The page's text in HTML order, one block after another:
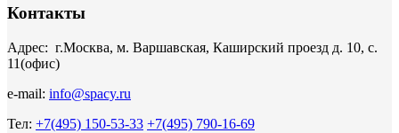
Контакты
Адрес: г.Москва, м. Варшавская, Каширский проезд д. 10, с.
11(офис)
e-mail: info@spacy.ru
Тел: +7(495) 150-53-33 +7(495) 790-16-69